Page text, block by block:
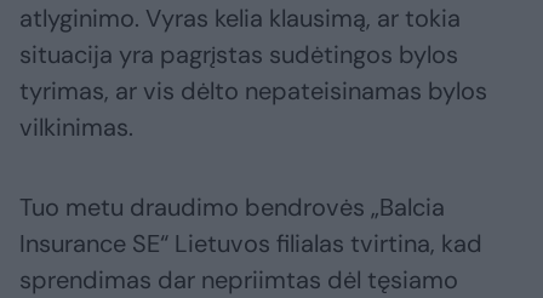
atlyginimo. Vyras kelia klausimą, ar tokia
situacija yra pagrįstas sudėtingos bylos
tyrimas, ar vis dėlto nepateisinamas bylos
vilkinimas.
Tuo metu draudimo bendrovės „Balcia
Insurance SE“ Lietuvos filialas tvirtina, kad
sprendimas dar nepriimtas dėl tęsiamo